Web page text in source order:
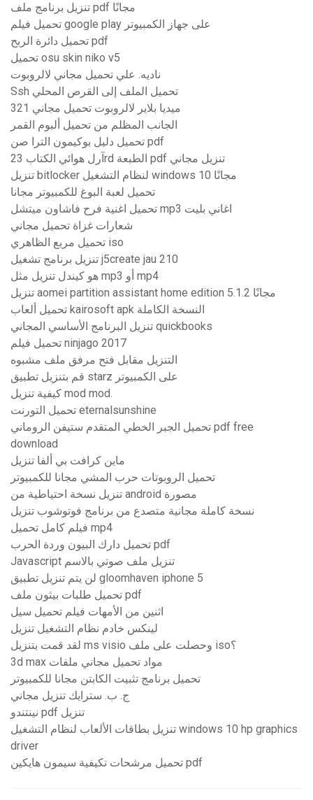
تنزيل برنامج ملف pdf مجانًا
تحميل فيلم google play على جهاز الكمبيوتر
تحميل دائرة الربح pdf
تحميل osu skin niko v5
ناديه. علي تحميل مجاني لالروبوت
Ssh تحميل الملف إلى القرص المحلي
321 ميديا ​​بلاير لالروبوت تحميل مجاني
الجانب المظلم من تحميل ألبوم القمر
تحميل دليل بوكيمون الترا صن pdf
آرل هوائي الكتاب 23rd الطبعة pdf تنزيل مجاني
تنزيل bitlocker لنظام التشغيل windows 10 مجانًا
تحميل لعبة البوغ للكمبيوتر مجانا
تحميل اغنية فرح فاشاون ميتشل mp3 اغاني بليت
شعارات غزاة تحميل مجاني
تحميل مربع الظاهري iso
تنزيل برنامج تشغيل j5create jau 210
هو كيندل تنزيل مثل mp3 أو mp4
تنزيل aomei partition assistant home edition 5.1.2 مجانًا
تحميل ألعاب kairosoft apk النسخة الكاملة
تنزيل البرنامج الأساسي المجاني quickbooks
تحميل فيلم ninjago 2017
التنزيل مقابل فتح مرفق ملف مشبوه
قم بتنزيل تطبيق starz على الكمبيوتر
كيفية تنزيل mod mod.
تحميل التورنت eternalsunshine
تحميل الجبر الخطي المتقدم ستيفن الروماني pdf free
download
ماين كرافت بي ألفا تنزيل
تحميل الروبوتات حرب المشي مجانا للكمبيوتر
تنزيل نسخة احتياطية من android مصورة
نسخة كاملة مجانية متصدع من برنامج فوتوشوب تنزيل
فيلم كامل تحميل mp4
تحميل دارك البيون وردة الحرب pdf
Javascript تنزيل ملف صوتي بالاسم
لن يتم تنزيل تطبيق gloomhaven iphone 5
تحميل طلبات بيثون ملف pdf
اثنين من الأمهات فيلم تحميل سيل
لينكس خادم نظام التشغيل تنزيل
لقد قمت بتنزيل ms visio وحصلت على ملف iso؟
3d max مواد تحميل مجاني ملفات
تحميل برنامج تثبيت الكابتن مجانا للكمبيوتر
ج. ب. سترايك تنزيل مجاني
نينتندو pdf تنزيل
تنزيل بطاقات الألعاب لنظام التشغيل windows 10 hp graphics
driver
تحميل مرشحات تكيفية سيمون هايكين pdf